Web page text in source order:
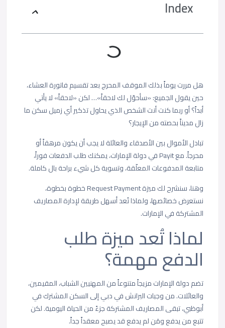
Index
هل مررت يوماً بذلك الموقف المحرج بعد تقسيم فاتورة العشاء،
حين يقول الجميع: «سأحوّل لك لاحقاً»… لكن «لاحقاً» لا يأتي
أبداً؟ أو ربما كنت أنت الشخص الذي يحاول تذكير أي زميل سكن ما
زال مديناً بحصته من الإيجار؟
تبادل الأموال بين الأصدقاء والعائلة لا يجب أن يكون مرهقاً أو
محرجاً. مع Payit في دولة الإمارات، يمكنك طلب الدفعات فوراً،
متابعة المدفوعات المعلّقة، وتسوية كل شيء براحة بال كاملة.
وهنا، سنشرح لك ميزة Request Payment خطوة بخطوة،
نستعرض خصائصها، ولماذا تُعد أسهل طريقة لإدارة المصاريف
المشتركة في الإمارات.
لماذا تُعد ميزة طلب
الدفع مهمة؟
تضم دولة الإمارات مزيجاً متنوعاً من المهنيين الشباب، المقيمين،
والعائلات. من وجبات البرانش في دبي إلى السكن المشترك في
أبوظبي، تبقى المصاريف المشتركة جزءً من الحياة اليومية. لكن
تتبع من يدفع ومَن لم يدفع قد يصبح معقداً جداً.